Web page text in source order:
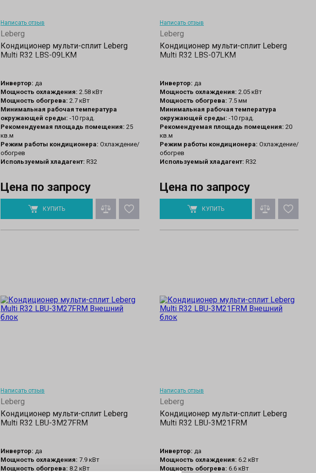
Написать отзыв
Leberg
Кондиционер мульти-сплит Leberg
Multi R32 LBS-09LKM
Инвертор: да
Мощность охлаждения: 2.58 кВт
Мощность обогрева: 2.7 кВт
Минимальная рабочая температура
окружающей среды: -10 град.
Рекомендуемая площадь помещения: 25
кв.м
Режим работы кондиционера: Охлаждение/
обогрев
Используемый хладагент: R32
Цена по запросу
КУПИТЬ
Написать отзыв
Leberg
Кондиционер мульти-сплит Leberg
Multi R32 LBS-07LKM
Инвертор: да
Мощность охлаждения: 2.05 кВт
Мощность обогрева: 7.5 мм
Минимальная рабочая температура
окружающей среды: -10 град.
Рекомендуемая площадь помещения: 20
кв.м
Режим работы кондиционера: Охлаждение/
обогрев
Используемый хладагент: R32
Цена по запросу
КУПИТЬ
Написать отзыв
Leberg
Кондиционер мульти-сплит Leberg
Multi R32 LBU-3M27FRM
Инвертор: да
Мощность охлаждения: 7.9 кВт
Мощность обогрева: 8.2 кВт
Написать отзыв
Leberg
Кондиционер мульти-сплит Leberg
Multi R32 LBU-3M21FRM
Инвертор: да
Мощность охлаждения: 6.2 кВт
Мощность обогрева: 6.6 кВт